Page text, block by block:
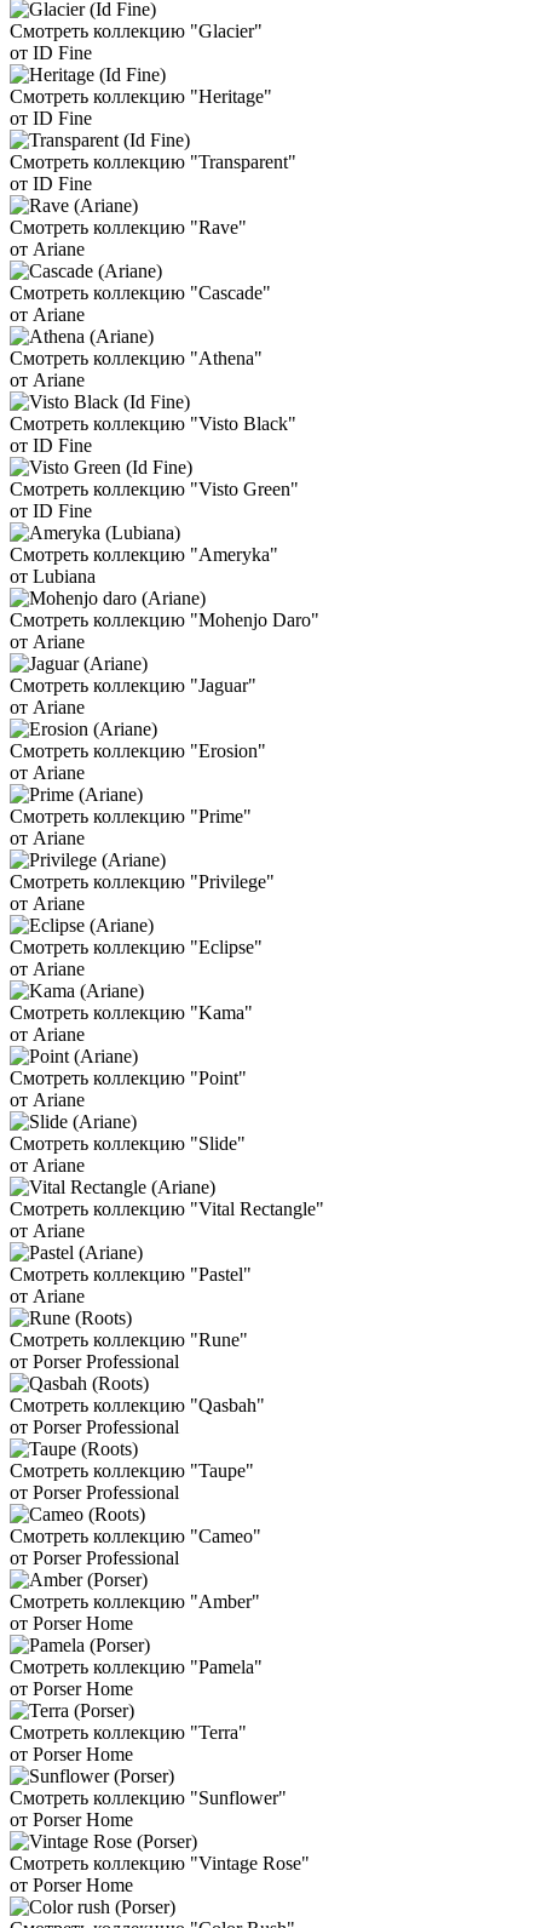
Смотреть коллекцию "Glacier"
от ID Fine
Смотреть коллекцию "Heritage"
от ID Fine
Смотреть коллекцию "Transparent"
от ID Fine
Смотреть коллекцию "Rave"
от Ariane
Смотреть коллекцию "Cascade"
от Ariane
Смотреть коллекцию "Athena"
от Ariane
Смотреть коллекцию "Visto Black"
от ID Fine
Смотреть коллекцию "Visto Green"
от ID Fine
Смотреть коллекцию "Ameryka"
от Lubiana
Смотреть коллекцию "Mohenjo Daro"
от Ariane
Смотреть коллекцию "Jaguar"
от Ariane
Смотреть коллекцию "Erosion"
от Ariane
Смотреть коллекцию "Prime"
от Ariane
Смотреть коллекцию "Privilege"
от Ariane
Смотреть коллекцию "Eclipse"
от Ariane
Смотреть коллекцию "Kama"
от Ariane
Смотреть коллекцию "Point"
от Ariane
Смотреть коллекцию "Slide"
от Ariane
Смотреть коллекцию "Vital Rectangle"
от Ariane
Смотреть коллекцию "Pastel"
от Ariane
Смотреть коллекцию "Rune"
от Porser Professional
Смотреть коллекцию "Qasbah"
от Porser Professional
Смотреть коллекцию "Taupe"
от Porser Professional
Смотреть коллекцию "Cameo"
от Porser Professional
Смотреть коллекцию "Amber"
от Porser Home
Смотреть коллекцию "Pamela"
от Porser Home
Смотреть коллекцию "Terra"
от Porser Home
Смотреть коллекцию "Sunflower"
от Porser Home
Смотреть коллекцию "Vintage Rose"
от Porser Home